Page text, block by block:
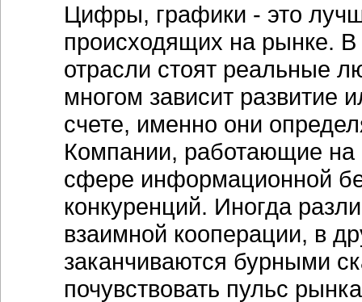
Цифры, графики - это
происходящих на рынке.
отрасли стоят реальные
многом зависит развитие
счете, именно они
Компании, работающие на
сфере информационной
конкуренций. Иногда
взаимной кооперации, в
заканчиваются бурными
почувствовать пульс